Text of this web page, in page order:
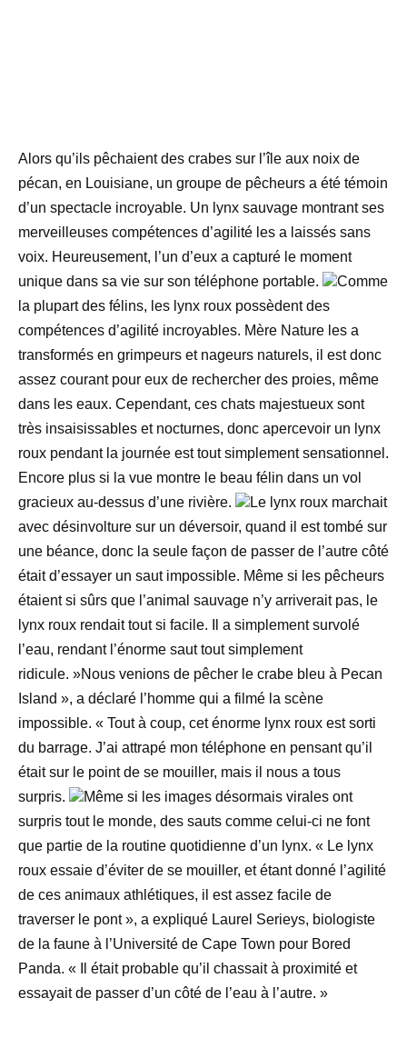
Alors qu’ils pêchaient des crabes sur l’île aux noix de
pécan, en Louisiane, un groupe de pêcheurs a été témoin
d’un spectacle incroyable. Un lynx sauvage montrant ses
merveilleuses compétences d’agilité les a laissés sans
voix. Heureusement, l’un d’eux a capturé le moment
unique dans sa vie sur son téléphone portable.
Comme
la plupart des félins, les lynx roux possèdent des
compétences d’agilité incroyables. Mère Nature les a
transformés en grimpeurs et nageurs naturels, il est donc
assez courant pour eux de rechercher des proies, même
dans les eaux. Cependant, ces chats majestueux sont
très insaisissables et nocturnes, donc apercevoir un lynx
roux pendant la journée est tout simplement sensationnel.
Encore plus si la vue montre le beau félin dans un vol
gracieux au-dessus d’une rivière.
Le lynx roux marchait
avec désinvolture sur un déversoir, quand il est tombé sur
une béance, donc la seule façon de passer de l’autre côté
était d’essayer un saut impossible. Même si les pêcheurs
étaient si sûrs que l’animal sauvage n’y arriverait pas, le
lynx roux rendait tout si facile. Il a simplement survolé
l’eau, rendant l’énorme saut tout simplement
ridicule. »Nous venions de pêcher le crabe bleu à Pecan
Island », a déclaré l’homme qui a filmé la scène
impossible. « Tout à coup, cet énorme lynx roux est sorti
du barrage. J’ai attrapé mon téléphone en pensant qu’il
était sur le point de se mouiller, mais il nous a tous
surpris.
Même si les images désormais virales ont
surpris tout le monde, des sauts comme celui-ci ne font
que partie de la routine quotidienne d’un lynx. « Le lynx
roux essaie d’éviter de se mouiller, et étant donné l’agilité
de ces animaux athlétiques, il est assez facile de
traverser le pont », a expliqué Laurel Serieys, biologiste
de la faune à l’Université de Cape Town pour Bored
Panda. « Il était probable qu’il chassait à proximité et
essayait de passer d’un côté de l’eau à l’autre. »